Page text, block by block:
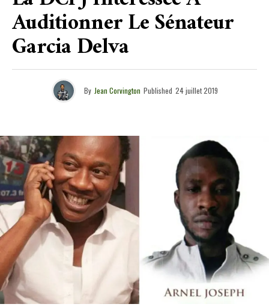
Auditionner Le Sénateur
Garcia Delva
By Jean Corvington Published 24 juillet 2019